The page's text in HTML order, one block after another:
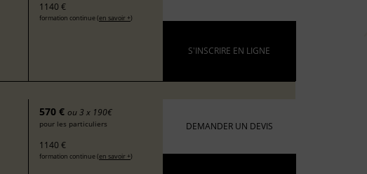
1140 €
formation continue (en savoir +)
S'INSCRIRE EN LIGNE
570 € ou 3 x 190€
pour les particuliers
1140 €
formation continue (en savoir +)
DEMANDER UN DEVIS